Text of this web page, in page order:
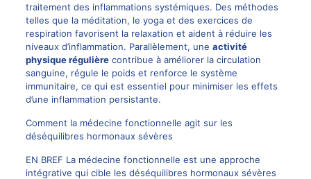
traitement des inflammations systémiques. Des méthodes
telles que la méditation, le yoga et des exercices de
respiration favorisent la relaxation et aident à réduire les
niveaux d’inflammation. Parallèlement, une activité
physique régulièrecontribue à améliorer la circulation
sanguine, régule le poids et renforce le système
immunitaire, ce qui est essentiel pour minimiser les effets
d’une inflammation persistante.
Comment la médecine fonctionnelle agit sur les
déséquilibres hormonaux sévères
EN BREF La médecine fonctionnelle est une approche
intégrative qui cible les déséquilibres hormonaux sévères